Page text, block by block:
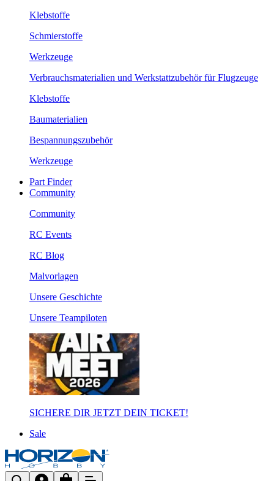
Klebstoffe
Schmierstoffe
Werkzeuge
Verbrauchsmaterialien und Werkstattzubehör für Flugzeuge
Klebstoffe
Baumaterialien
Bespannungszubehör
Werkzeuge
Part Finder
Community
Community
RC Events
RC Blog
Malvorlagen
Unsere Geschichte
Unsere Teampiloten
SICHERE DIR JETZT DEIN TICKET!
Sale